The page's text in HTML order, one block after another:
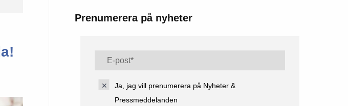
Prenumerera på nyheter
Ja, jag vill prenumerera på Nyheter &
Pressmeddelanden